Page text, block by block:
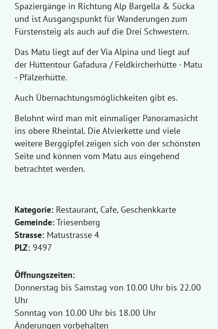
Spaziergänge in Richtung Alp Bargella & Sücka
und ist Ausgangspunkt für Wanderungen zum
Fürstensteig als auch auf die Drei Schwestern.
Das Matu liegt auf der Via Alpina und liegt auf
der Hüttentour Gafadura / Feldkircherhütte - Matu
- Pfälzerhütte.
Auch Übernachtungsmöglichkeiten gibt es.
Belohnt wird man mit einmaliger Panoramasicht
ins obere Rheintal. Die Alvierkette und viele
weitere Berggipfel zeigen sich von der schönsten
Seite und können vom Matu aus eingehend
betrachtet werden.
Kategorie: Restaurant, Cafe, Geschenkkarte
Gemeinde:Triesenberg
Strasse: Matustrasse 4
PLZ: 9497
Öffnungszeiten:
Donnerstag bis Samstag von 10.00 Uhr bis 22.00
Uhr
Sonntag von 10.00 Uhr bis 18.00 Uhr
Änderungen vorbehalten